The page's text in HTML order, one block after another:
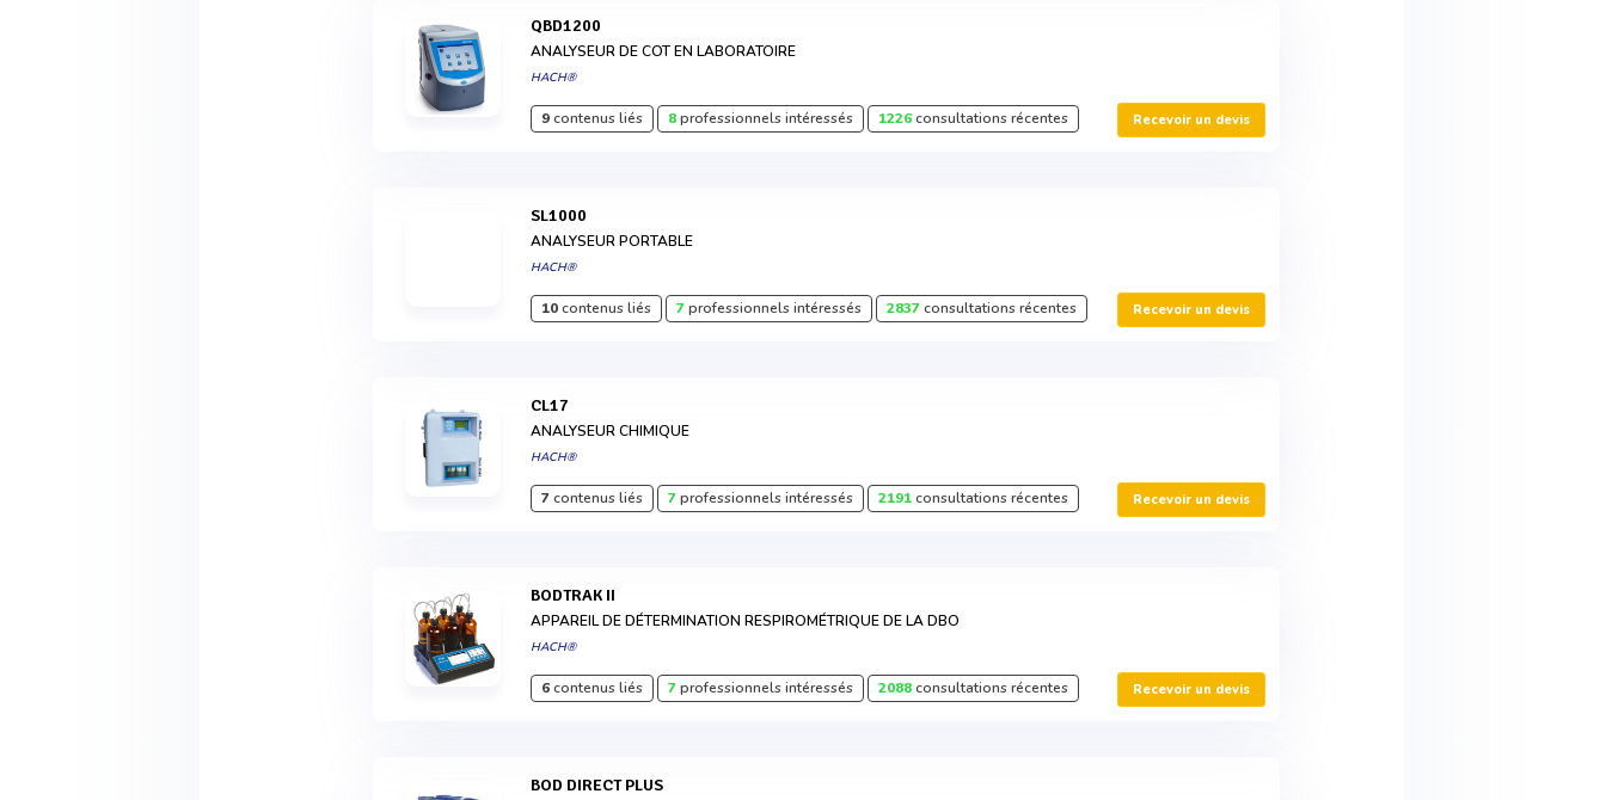
QBD1200
ANALYSEUR DE COT EN LABORATOIRE
HACH®
9contenus liés 8professionnels intéressés 1226consultations récentes Recevoir un devis
SL1000
ANALYSEUR PORTABLE
HACH®
10contenus liés 7professionnels intéressés 2837consultations récentes Recevoir un devis
CL17
ANALYSEUR CHIMIQUE
HACH®
7contenus liés 7professionnels intéressés 2191consultations récentes Recevoir un devis
BODTRAK II
APPAREIL DE DÉTERMINATION RESPIROMÉTRIQUE DE LA DBO
HACH®
6contenus liés 7professionnels intéressés 2088consultations récentes Recevoir un devis
BOD DIRECT PLUS